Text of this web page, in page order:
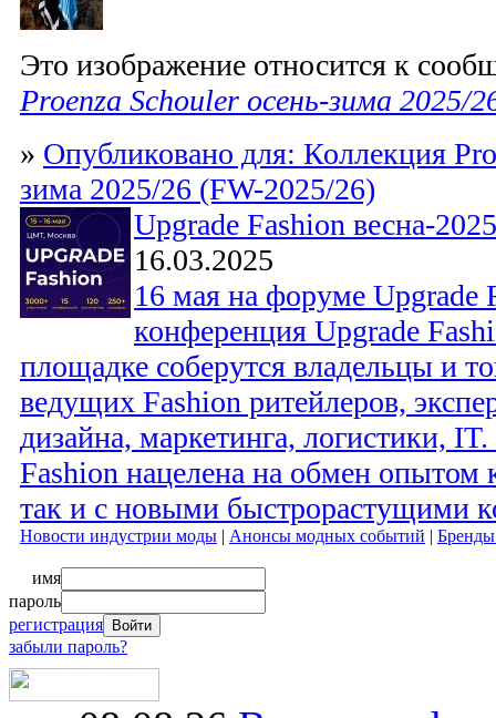
Это изображение относится к
Proenza Schouler осень-зима 2025/
» Опубликовано для: Коллекция
зима 2025/26 (FW-2025/26)
Upgrade Fashion весна-2025
16.03.2025
16 мая на форуме Upgrade
конференция Upgrade
площадке соберутся владельцы и
ведущих Fashion ритейлеров,
дизайна, маркетинга, логистики,
Fashion нацелена на обмен опытом
так и с новыми быстрорастущими
Новости индустрии моды | Анонсы модных событий |
имя
пароль
регистрация
забыли пароль?